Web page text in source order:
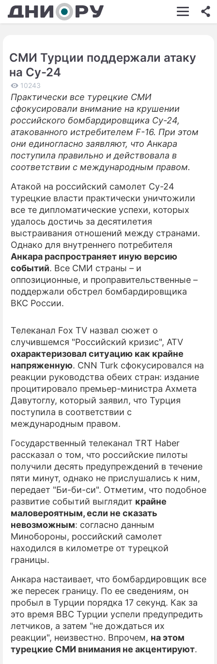
ШОУ-БИЗНЕС
КИНО
ЗДОРОВЬЕ
ЭКОНОМИКА
ПРОИСШЕСТВИЯ
СОННИК
СЕРИАЛЫ
ИГРЫ
ПРЕСС-РЕЛИЗЫ
О ПРОЕКТЕ
СМИ Турции поддержали атаку
на Су-24
10243
Практически все турецкие СМИ
сфокусировали внимание на крушении
российского бомбардировщика Су-24,
атакованного истребителем F-16. При этом
они единогласно заявляют, что Анкара
поступила правильно и действовала в
соответствии с международным правом.
Атакой на российский самолет Су-24
турецкие власти практически уничтожили
все те дипломатические успехи, которых
удалось достичь за десятилетия
выстраивания отношений между странами.
Однако для внутреннего потребителя
Анкара распространяет иную версию
событий. Все СМИ страны – и
оппозиционные, и проправительственные –
поддержали обстрел бомбардировщика
ВКС России.
Телеканал Fox TV назвал сюжет о
случившемся "Российский кризис", ATV
охарактеризовал ситуацию как крайне
напряженную. CNN Turk сфокусировался на
реакции руководства обеих стран: издание
процитировало премьер-министра Ахмета
Давутоглу, который заявил, что Турция
поступила в соответствии с
международным правом.
Государственный телеканал TRT Haber
рассказал о том, что российские пилоты
получили десять предупреждений в течение
пяти минут, однако не прислушались к ним,
передает "Би-би-си". Отметим, что подобное
развитие событий выглядит крайне
маловероятным, если не сказать
невозможным: согласно данным
Минобороны, российский самолет
находился в километре от турецкой
границы.
Анкара настаивает, что бомбардировщик все
же пересек границу. По ее сведениям, он
пробыл в Турции порядка 17 секунд. Как за
это время ВВС Турции успели предупредить
летчиков, а затем "не дождаться их
реакции", неизвестно. Впрочем, на этом
турецкие СМИ внимания не акцентируют.